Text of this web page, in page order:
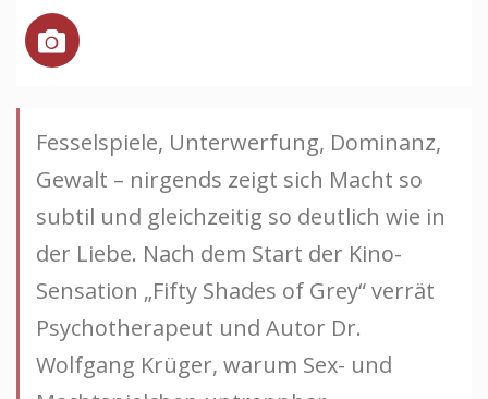
Fesselspiele, Unterwerfung, Dominanz,
Gewalt – nirgends zeigt sich Macht so
subtil und gleichzeitig so deutlich wie in
der Liebe. Nach dem Start der Kino-
Sensation „Fifty Shades of Grey“ verrät
Psychotherapeut und Autor Dr.
Wolfgang Krüger, warum Sex- und